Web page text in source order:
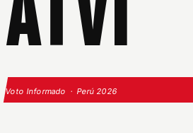
ATVI
Voto Informado · Perú 2026